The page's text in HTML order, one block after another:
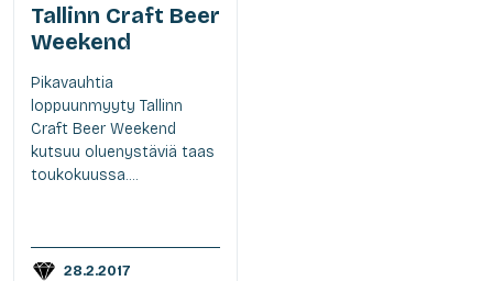
Tallinn Craft Beer
Weekend
Pikavauhtia
loppuunmyyty Tallinn
Craft Beer Weekend
kutsuu oluenystäviä taas
toukokuussa....
28.2.2017